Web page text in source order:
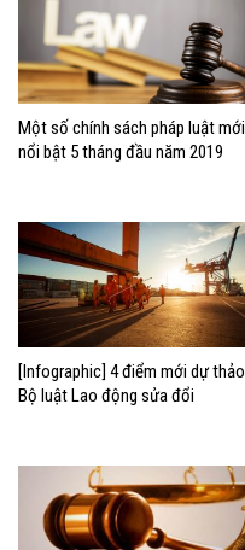
Một số chính sách pháp luật mới
nổi bật 5 tháng đầu năm 2019
[Infographic] 4 điểm mới dự thảo
Bộ luật Lao động sửa đổi